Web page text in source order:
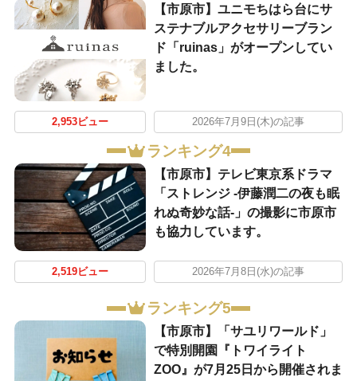
【市原市】ユニモちはら台にサ
ステナブルアクセサリーブラン
ド「ruinas」がオープンしてい
ました。
2,953ビュー 2026年7月9日(木)の記事
ランキング4
【市原市】テレビ東京系ドラマ
「ストレンジ -伊藤潤二の夜も眠
れぬ奇妙な話-」の撮影に市原市
も協力しています。
2,519ビュー 2026年7月8日(水)の記事
ランキング5
【市原市】「サユリワールド」
で特別開園『トワイライト
ZOO』が7月25日から開催されま